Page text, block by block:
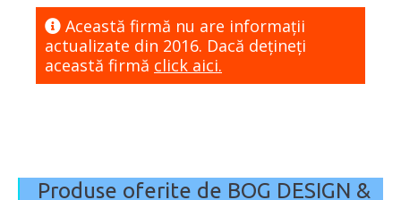
Această firmă nu are informaţii
actualizate din 2016. Dacă dețineți
această firmă click aici.
Produse oferite de BOG DESIGN &